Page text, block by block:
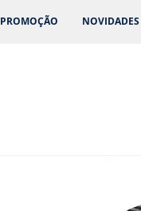
PROMOÇÃO NOVIDADES